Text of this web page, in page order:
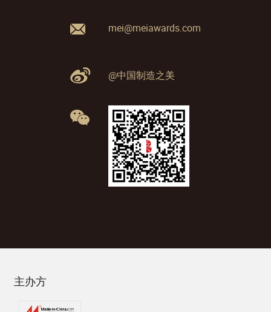
mei@meiawards.com
@中国制造之美
主办方